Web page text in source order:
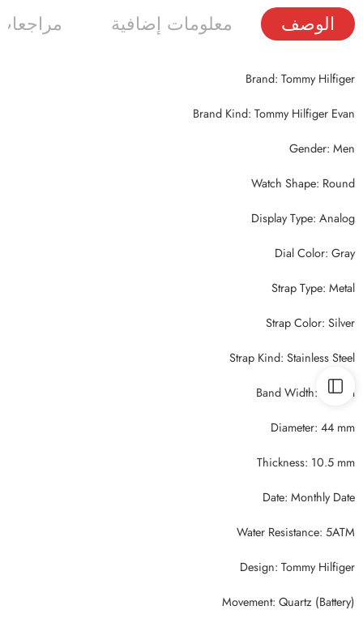
الوصف معلومات إضافية مراجعات
Brand: Tommy Hilfiger
Brand Kind: Tommy Hilfiger Evan
Gender: Men
Watch Shape: Round
Display Type: Analog
Dial Color: Gray
Strap Type: Metal
Strap Color: Silver
Strap Kind: Stainless Steel
Band Width: 22 mm
Diameter: 44 mm
Thickness: 10.5 mm
Date: Monthly Date
Water Resistance: 5ATM
Design: Tommy Hilfiger
Movement: Quartz (Battery)